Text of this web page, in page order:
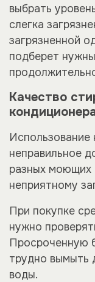
выбрать
слегка
загрязненной
подберет
Качество
неправильное
разных моющих
неприятному
При покупке
нужно
Просроченную
трудно вымыть
воды.